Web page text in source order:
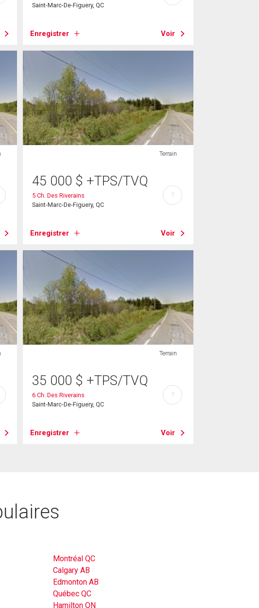
Saint-Marc-De-Figuery, QC
Enregistrer Voir
Terrain
45 000 $ +TPS/TVQ
5 Ch. Des Riverains
Saint-Marc-De-Figuery, QC
Enregistrer Voir
?
Terrain
35 000 $ +TPS/TVQ
6 Ch. Des Riverains
Saint-Marc-De-Figuery, QC
Enregistrer Voir
?
Montréal QC
Calgary AB
Edmonton AB
Québec QC
Hamilton ON